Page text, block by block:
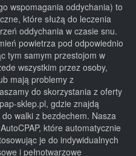
wspomagania oddychania) to
które służą do leczenia
oddychania w czasie snu.
powietrza pod odpowiednio
tym samym przestojom w
wszystkim przez osoby,
mają problemy z
do skorzystania z oferty
sklep.pl, gdzie znajdą
walki z bezdechem. Nasza
które automatycznie
je do indywidualnych
i pełnotwarzowe